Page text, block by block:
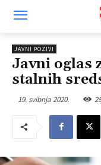
JAVNI POZIVI
Javni oglas
stalnih
19. svibnja 2020.